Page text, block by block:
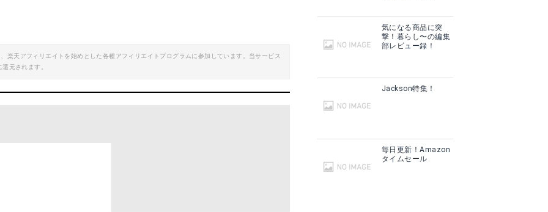
楽天アフィリエイトを始めとした各種アフィリエイトプログラムに参加しています。当サービス
元されます。
気になる商品に突
撃！暮らし〜の編集
部レビュー録！
Jackson特集！
毎日更新！Amazon
タイムセール